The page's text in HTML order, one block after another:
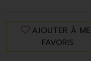
AJOUTER À
FAVORIS